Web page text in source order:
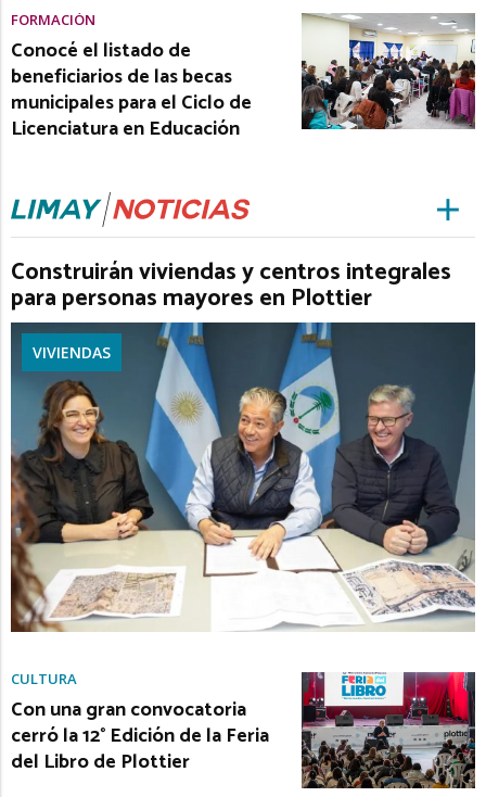
FORMACIÓN
Conocé el listado de
beneficiarios de las becas
municipales para el Ciclo de
Licenciatura en Educación
Construirán viviendas y centros integrales
para personas mayores en Plottier
VIVIENDAS
CULTURA
Con una gran convocatoria
cerró la 12° Edición de la Feria
del Libro de Plottier